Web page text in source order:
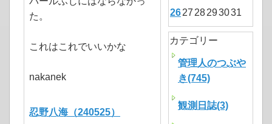
た。
これはこれでいいかな
nakanek
忍野八海（240525）
2627 28293031
カテゴリー
管理人のつぶや
き(745)
観測日誌(3)